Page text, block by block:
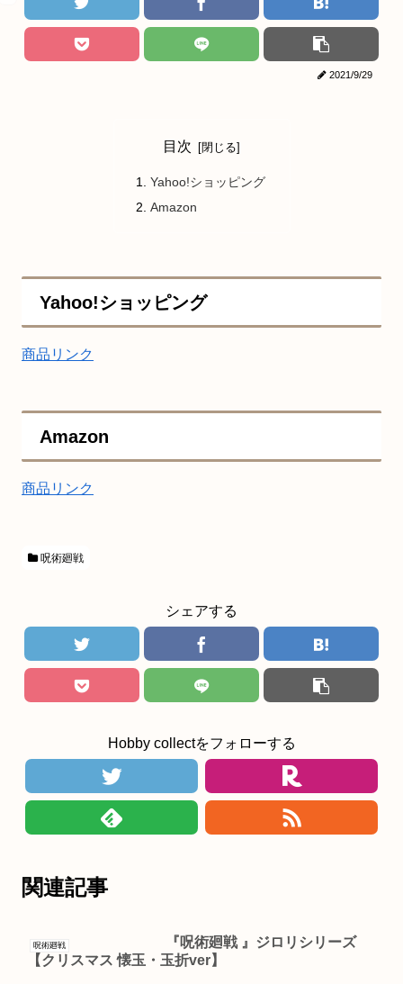
2021/9/29
目次
Yahoo!ショッピング
Amazon
Yahoo!ショッピング
商品リンク
Amazon
商品リンク
呪術廻戦
シェアする
Hobby collectをフォローする
関連記事
呪術廻戦
『呪術廻戦 』ジロリシリーズ
【クリスマス 懐玉・玉折ver】